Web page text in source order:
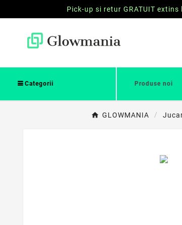
Pick-up si retur GRATUIT extins
Categorii Produse noi
GLOWMANIA